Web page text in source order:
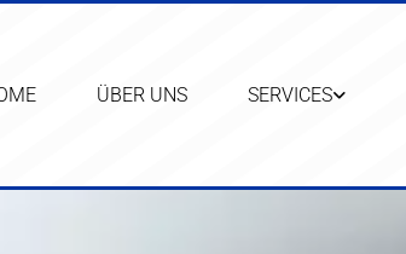
ÜBER UNS SERVICES